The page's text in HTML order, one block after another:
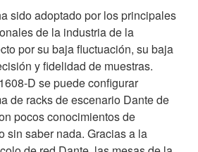
sido adoptado por los principales
de la industria de la
por su baja fluctuación, su baja
y fidelidad de muestras.
D se puede configurar
de racks de escenario Dante de
pocos conocimientos de
sin saber nada. Gracias a la